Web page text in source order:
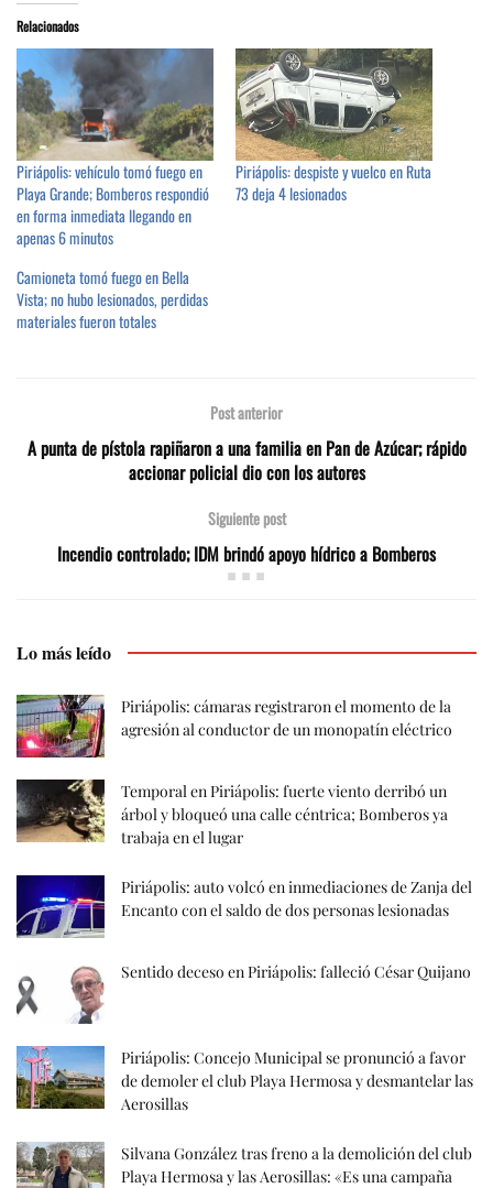
Relacionados
Piriápolis: vehículo tomó fuego en
Playa Grande; Bomberos respondió
en forma inmediata llegando en
apenas 6 minutos
Piriápolis: despiste y vuelco en Ruta
73 deja 4 lesionados
Camioneta tomó fuego en Bella
Vista; no hubo lesionados, perdidas
materiales fueron totales
Post anterior
A punta de pístola rapiñaron a una familia en Pan de Azúcar; rápido
accionar policial dio con los autores
Siguiente post
Incendio controlado; IDM brindó apoyo hídrico a Bomberos
Lo más leído
Piriápolis: cámaras registraron el momento de la
agresión al conductor de un monopatín eléctrico
Temporal en Piriápolis: fuerte viento derribó un
árbol y bloqueó una calle céntrica; Bomberos ya
trabaja en el lugar
Piriápolis: auto volcó en inmediaciones de Zanja del
Encanto con el saldo de dos personas lesionadas
Sentido deceso en Piriápolis: falleció César Quijano
Piriápolis: Concejo Municipal se pronunció a favor
de demoler el club Playa Hermosa y desmantelar las
Aerosillas
Silvana González tras freno a la demolición del club
Playa Hermosa y las Aerosillas: «Es una campaña